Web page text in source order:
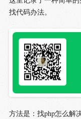
找代码办法。
方法是：找php怎么解